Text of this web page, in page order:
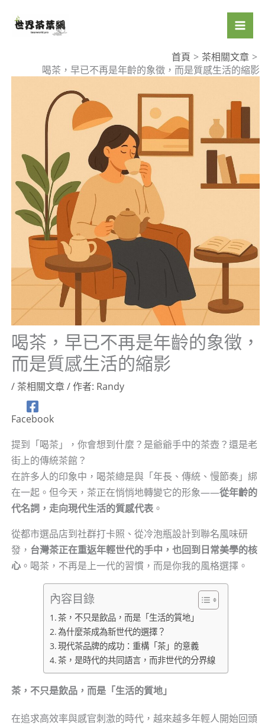
首頁
茶相關文章
喝茶，早已不再是年齡的象徵，而是質感生活的縮影
喝茶，早已不再是年齡的象徵，
而是質感生活的縮影
/ 茶相關文章/ 作者: Randy
Facebook
提到「喝茶」，你會想到什麼？是爺爺手中的茶壺？還是老
街上的傳統茶館？
在許多人的印象中，喝茶總是與「年長、傳統、慢節奏」綁
在一起。但今天，茶正在悄悄地轉變它的形象——從年齡的
代名詞，走向現代生活的質感代表。
從都市選品店到社群打卡照、從冷泡瓶設計到聯名風味研
發， 台灣茶正在重返年輕世代的手中，也回到日常美學的核
心。喝茶，不再是上一代的習慣，而是你我的風格選擇。
內容目錄
茶，不只是飲品，而是「生活的質地」
為什麼茶成為新世代的選擇？
現代茶品牌的成功：重構「茶」的意義
茶，是時代的共同語言，而非世代的分界線
茶，不只是飲品，而是「生活的質地」
在追求高效率與感官刺激的時代，越來越多年輕人開始回頭